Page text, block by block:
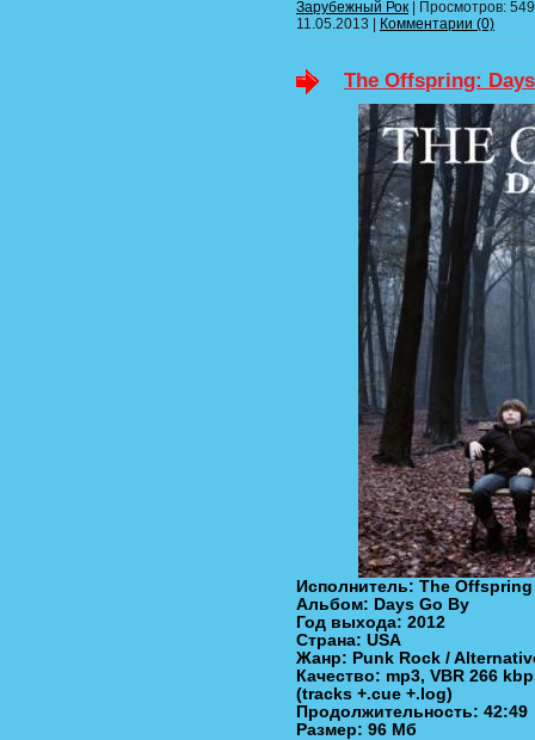
Зарубежный Рок | Просмотров:
11.05.2013 | Комментарии (0)
The Offspring:
Исполнитель: The Offspring
Альбом: Days Go By
Год выхода: 2012
Страна: USA
Жанр: Punk Rock /
Качество: mp3, VBR 266
(tracks +.cue +.log)
Продолжительность: 42:49
Размер: 96 Мб